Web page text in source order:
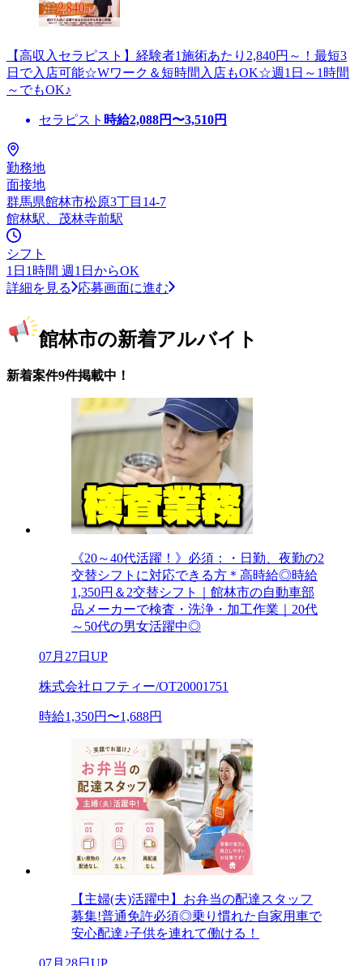
【高収入セラピスト】経験者1施術あたり2,840円～！最短3
日で入店可能☆Wワーク＆短時間入店もOK☆週1日～1時間
～でもOK♪
セラピスト 時給2,088円〜3,510円
勤務地
面接地
群馬県館林市松原3丁目14-7
館林駅、茂林寺前駅
シフト
1日1時間 週1日からOK
詳細を見る
応募画面に進む
館林市の新着アルバイト
新着案件9件掲載中！
《20～40代活躍！》必須：・日勤、夜勤の2
交替シフトに対応できる方＊高時給◎時給
1,350円＆2交替シフト｜館林市の自動車部
品メーカーで検査・洗浄・加工作業｜20代
～50代の男女活躍中◎
07月27日UP
株式会社ロフティー/OT20001751
時給1,350円〜1,688円
【主婦(夫)活躍中】お弁当の配達スタッフ
募集!普通免許必須◎乗り慣れた自家用車で
安心配達♪子供を連れて働ける！